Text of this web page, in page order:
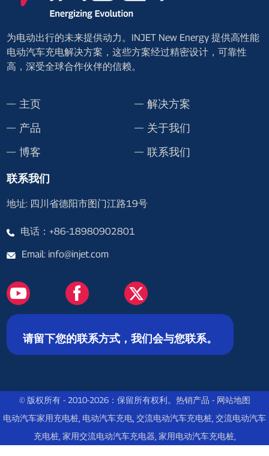
为电动出行的未来提供动力。INJET New Energy 提供高性能
电动汽车充电解决方案，这些方案经过精密设计，可靠性
高，深受全球合作伙伴的信赖。
主页
解决方案
产品
关于我们
博客
联系我们
联系我们
地址: 四川省德阳市图门江路19号
电话：+86-18980902801
Email: info@injet.com
请留下您的联系方式，我们会与您联系。
© 版权所有 - 2010-2026：保留所有权利。 热销产品 - 网站地图
电动汽车家用充电桩, 电动汽车充电, 交流电动汽车充电桩, 交流电动汽车
充电桩, 家用交流电动汽车充电器, 家用电动汽车充电桩,